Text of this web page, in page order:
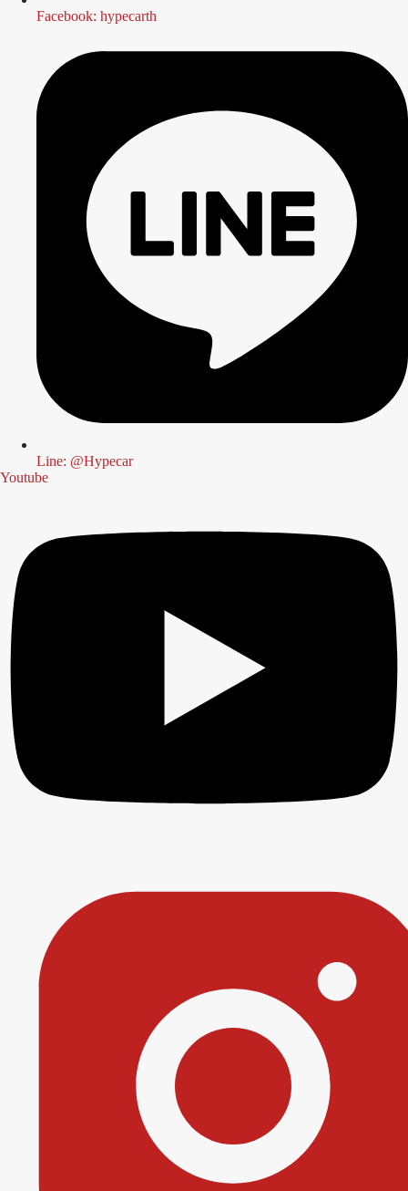
Facebook: hypecarth
Line: @Hypecar
Youtube